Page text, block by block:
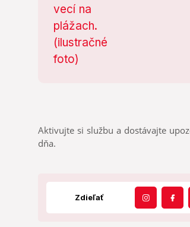
Aktivujte si službu a dostávajte
dňa.
Zdieľať